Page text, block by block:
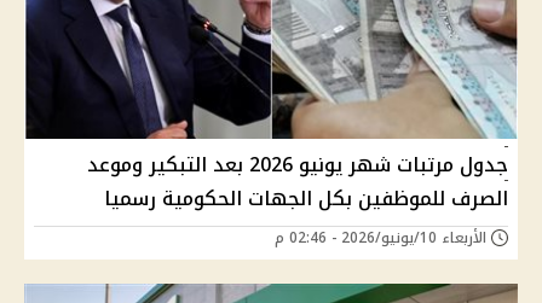
جدول مرتبات شهر يونيو 2026 بعد التبكير وموعد
الصرف للموظفين بكل الجهات الحكومية رسميا
الأربعاء 10/يونيو/2026 - 02:46 م